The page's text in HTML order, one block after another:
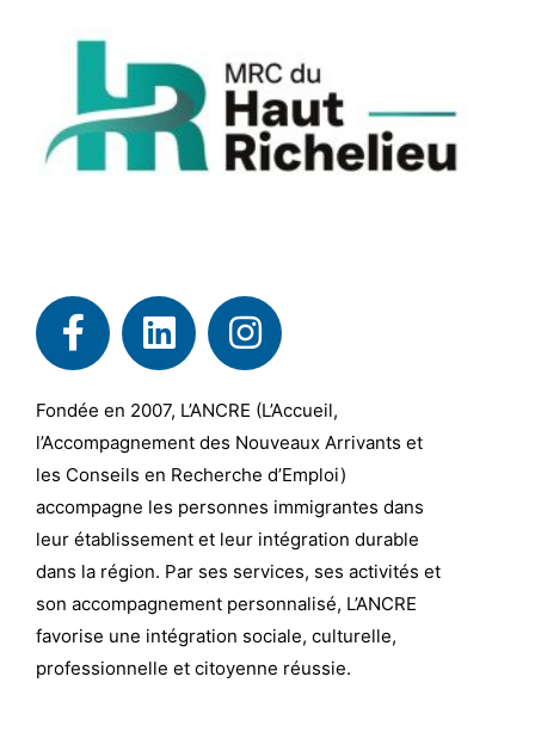
Fondée en 2007, L’ANCRE (L’Accueil,
l’Accompagnement des Nouveaux Arrivants et
les Conseils en Recherche d’Emploi)
accompagne les personnes immigrantes dans
leur établissement et leur intégration durable
dans la région. Par ses services, ses activités et
son accompagnement personnalisé, L’ANCRE
favorise une intégration sociale, culturelle,
professionnelle et citoyenne réussie.